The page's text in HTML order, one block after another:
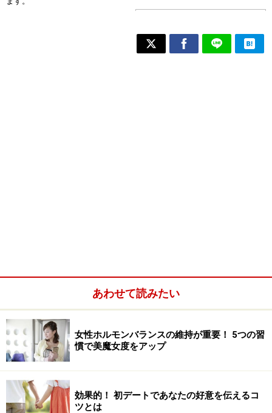
あわせて読みたい
女性ホルモンバランスの維持が重要！ 5つの習
慣で美魔女度をアップ
効果的！ 初デートであなたの好意を伝えるコ
ツとは